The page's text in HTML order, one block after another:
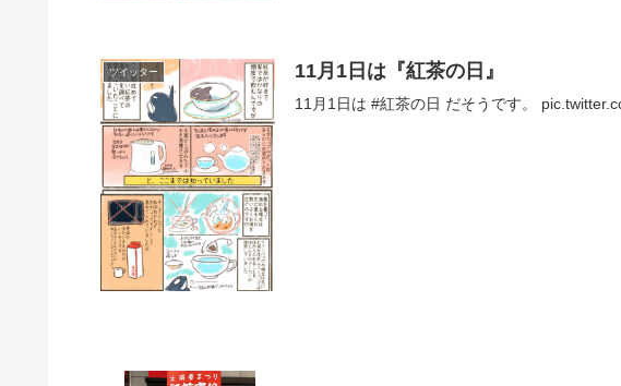
ツイッター 11月1日は『紅茶の日』
11月1日は #紅茶の日 だそうです。